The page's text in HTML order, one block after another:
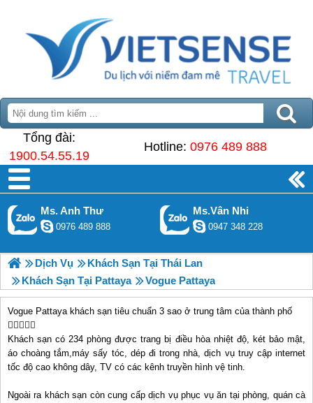
Tổng đài:
1900.54.55.19
Hotline: 0976 489 888
Ms. Anh Thư
0976 489 888
Ms.Vân Nhi
0947 348 228
Dịch Vụ
Khách Sạn Tại Thái Lan
Khách Sạn Tại Pattaya
Vogue Pattaya
Vogue Pattaya khách sạn tiêu chuẩn 3 sao ở trung tâm của thành phố
Khách sạn có 234 phòng được trang bị điều hòa nhiệt độ, két bảo mật,
áo choàng tắm,máy sấy tóc, dép đi trong nhà, dịch vụ truy cập internet
tốc độ cao không dây, TV có các kênh truyền hình vệ tinh.
Ngoài ra khách sạn còn cung cấp dịch vụ phục vụ ăn tại phòng, quán cà